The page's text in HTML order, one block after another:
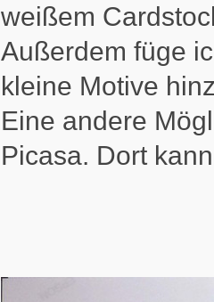
weißem
Außerdem füge
kleine Motive
Eine andere
Picasa. Dort